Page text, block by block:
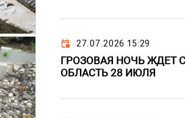
27.07.2026 15:29
ГРОЗОВАЯ НОЧЬ ЖДЕТ
ОБЛАСТЬ 28 ИЮЛЯ